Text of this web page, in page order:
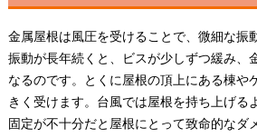
金属屋根は風圧を受けることで、微細な振
振動が長年続くと、ビスが少しずつ緩み、
なるのです。とくに屋根の頂上にある棟や
きく受けます。台風では屋根を持ち上げる
固定が不十分だと屋根にとって致命的なダ